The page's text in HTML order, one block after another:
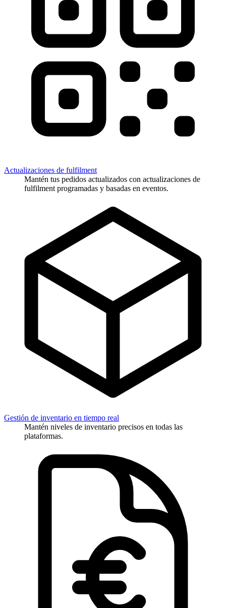
Actualizaciones de fulfilment
Mantén tus pedidos actualizados con actualizaciones de
fulfilment programadas y basadas en eventos.
Gestión de inventario en tiempo real
Mantén niveles de inventario precisos en todas las
plataformas.